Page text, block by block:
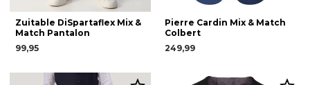
Zuitable DiSpartaflex Mix &
Match Pantalon
99,95
Pierre Cardin Mix & Match
Colbert
249,99